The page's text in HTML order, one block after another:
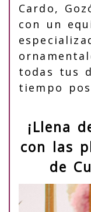
Cardo,
con un
todas tus
tiempo
¡Llena
con las
de